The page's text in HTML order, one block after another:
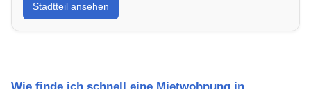
Lebensqualität, Verkehrsanbindung, Schulen,
Freizeitmöglichkeiten und Mietpreise.
Stadtteil ansehen